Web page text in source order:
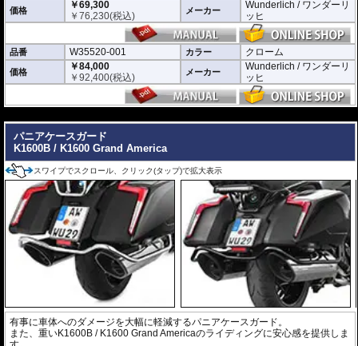
価格
￥69,300
￥76,230(税込) メーカー
Wunderlich / ワンダーリ
ッヒ
品番 W35520-001 カラー クローム
価格
￥84,000
￥92,400(税込) メーカー
Wunderlich / ワンダーリ
ッヒ
パニアケースガード
K1600B / K1600 Grand America
スワイプでスクロール、クリック(タップ)で拡大表示
有事に車体へのダメージを大幅に軽減するパニアケースガード。
また、重いK1600B / K1600 Grand Americaのライディングに安心感を提供しま